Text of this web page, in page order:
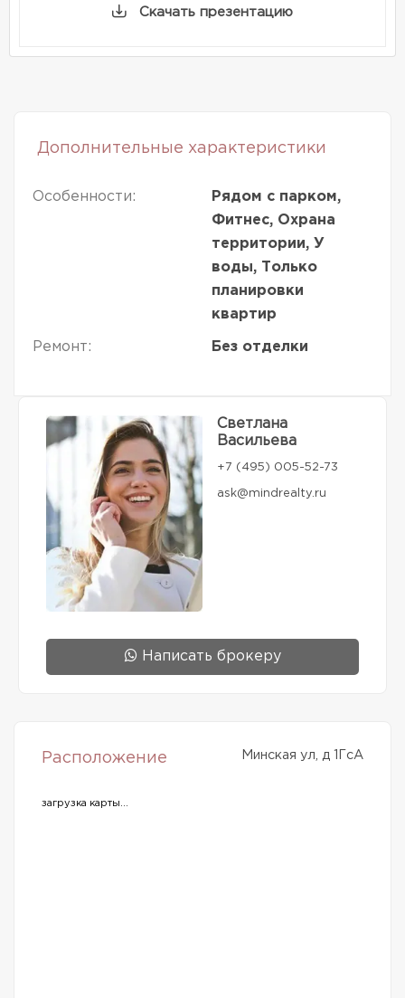
Скачать презентацию
Дополнительные характеристики
Особенности:
Рядом с парком,
Фитнес, Охрана
территории, У
воды, Только
планировки
квартир
Ремонт: Без отделки
Светлана
Васильева
+7 (495) 005-52-73
ask@mindrealty.ru
Написать брокеру
Расположение Минская ул, д 1ГсА
загрузка карты...